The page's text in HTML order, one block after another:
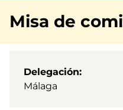
navegación
Misa de
Delegación
Málaga